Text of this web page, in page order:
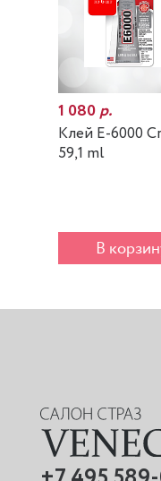
1 080р.
Клей E-6000
59,1 ml
В